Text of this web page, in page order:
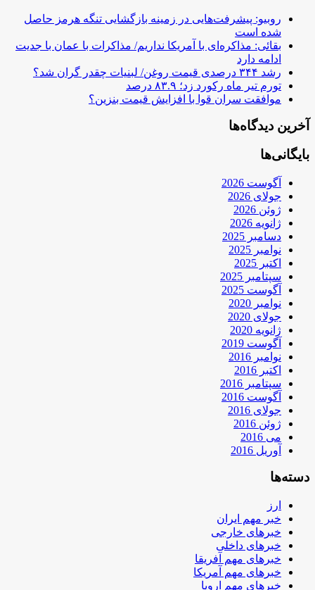
روبیو: پیشرفت‌هایی در زمینه بازگشایی تنگه هرمز حاصل
شده است
بقائی: مذاکره‌ای با آمریکا نداریم/ مذاکرات با عمان با جدیت
ادامه دارد
رشد ۳۴۴ درصدی قیمت روغن/ لبنیات چقدر گران شد؟
تورم تیر ماه رکورد زد؛ ۸۳.۹ درصد
موافقت سران قوا با افزایش قیمت بنزین؟
آخرین دیدگاه‌ها
بایگانی‌ها
آگوست 2026
جولای 2026
ژوئن 2026
ژانویه 2026
دسامبر 2025
نوامبر 2025
اکتبر 2025
سپتامبر 2025
آگوست 2025
نوامبر 2020
جولای 2020
ژانویه 2020
آگوست 2019
نوامبر 2016
اکتبر 2016
سپتامبر 2016
آگوست 2016
جولای 2016
ژوئن 2016
می 2016
آوریل 2016
دسته‌ها
ارز
خبر مهم ایران
خبرهای خارجی
خبرهای داخلی
خبرهای مهم آفریقا
خبرهای مهم آمریکا
خبرهای مهم اروپا